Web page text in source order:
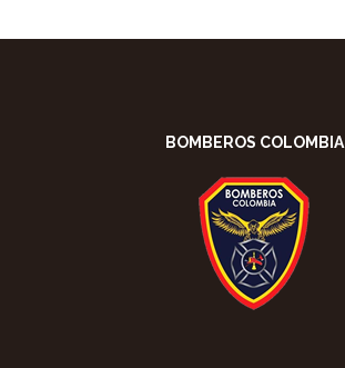
BOMBEROS COLOMBIA